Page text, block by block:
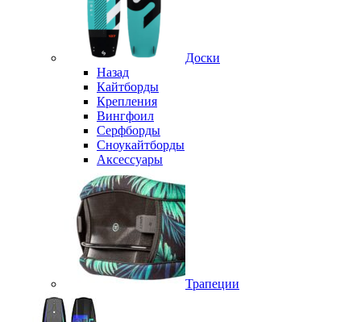
Доски
Назад
Кайтборды
Крепления
Вингфоил
Серфборды
Сноукайтборды
Аксессуары
Трапеции